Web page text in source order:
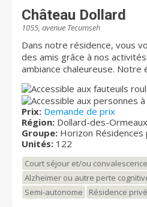
Château Dollard
1055, avenue Tecumseh
Dans notre résidence, vous
des amis grâce à nos
ambiance chaleureuse.
plusieurs membres sont ici
voire 30 ans, ce qui permet de
environnement rassurant et
infirmiers disponibles 24
et un médecin sur place, vous
sérénité. Située à Dollard-des-Ormeaux, dans l’Ouest-
dans une atmosphère
Découvrez nos
nos magnifiques jardins, un
pleinement chaque jour dans
Prix: Demande de prix
Région: Dollard-des-
Groupe: Horizon Résidences
Unités: 122
Court séjour et/ou convalescence
Alzheimer ou autre perte
Semi-autonome
Résidence